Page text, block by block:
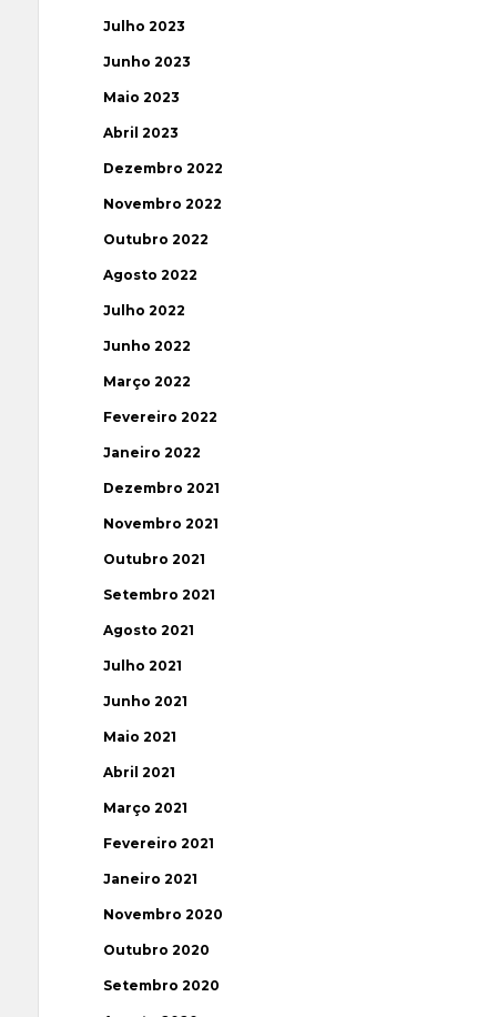
Julho 2023
Junho 2023
Maio 2023
Abril 2023
Dezembro 2022
Novembro 2022
Outubro 2022
Agosto 2022
Julho 2022
Junho 2022
Março 2022
Fevereiro 2022
Janeiro 2022
Dezembro 2021
Novembro 2021
Outubro 2021
Setembro 2021
Agosto 2021
Julho 2021
Junho 2021
Maio 2021
Abril 2021
Março 2021
Fevereiro 2021
Janeiro 2021
Novembro 2020
Outubro 2020
Setembro 2020